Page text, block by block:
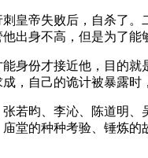
刺皇帝失败后，自杀了
出身不高，但是为了
身份才接近他，目的
，自己的诡计被暴露时
张若昀、李沁、陈道明
堂的种种考验、锤炼的